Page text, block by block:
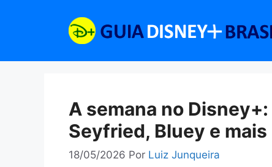
A semana no
Seyfried, Bluey e
18/05/2026 Por Luiz Junqueira